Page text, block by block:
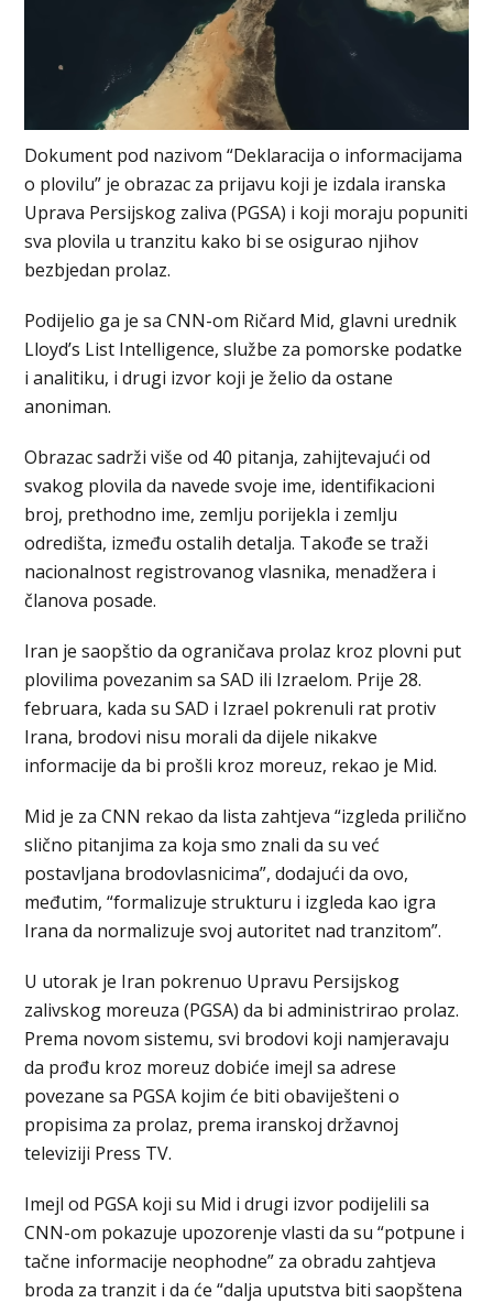
Dokument pod nazivom “Deklaracija o informacijama
o plovilu” je obrazac za prijavu koji je izdala iranska
Uprava Persijskog zaliva (PGSA) i koji moraju popuniti
sva plovila u tranzitu kako bi se osigurao njihov
bezbjedan prolaz.
Podijelio ga je sa CNN-om Ričard Mid, glavni urednik
Lloyd’s List Intelligence, službe za pomorske podatke
i analitiku, i drugi izvor koji je želio da ostane
anoniman.
Obrazac sadrži više od 40 pitanja, zahijtevajući od
svakog plovila da navede svoje ime, identifikacioni
broj, prethodno ime, zemlju porijekla i zemlju
odredišta, između ostalih detalja. Takođe se traži
nacionalnost registrovanog vlasnika, menadžera i
članova posade.
Iran je saopštio da ograničava prolaz kroz plovni put
plovilima povezanim sa SAD ili Izraelom. Prije 28.
februara, kada su SAD i Izrael pokrenuli rat protiv
Irana, brodovi nisu morali da dijele nikakve
informacije da bi prošli kroz moreuz, rekao je Mid.
Mid je za CNN rekao da lista zahtjeva “izgleda prilično
slično pitanjima za koja smo znali da su već
postavljana brodovlasnicima”, dodajući da ovo,
međutim, “formalizuje strukturu i izgleda kao igra
Irana da normalizuje svoj autoritet nad tranzitom”.
U utorak je Iran pokrenuo Upravu Persijskog
zalivskog moreuza (PGSA) da bi administrirao prolaz.
Prema novom sistemu, svi brodovi koji namjeravaju
da prođu kroz moreuz dobiće imejl sa adrese
povezane sa PGSA kojim će biti obaviješteni o
propisima za prolaz, prema iranskoj državnoj
televiziji Press TV.
Imejl od PGSA koji su Mid i drugi izvor podijelili sa
CNN-om pokazuje upozorenje vlasti da su “potpune i
tačne informacije neophodne” za obradu zahtjeva
broda za tranzit i da će “dalja uputstva biti saopštena